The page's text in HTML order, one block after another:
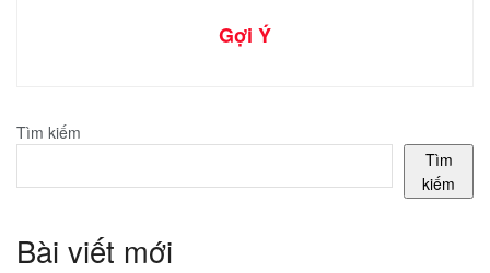
Gợi Ý
Tìm kiếm
Tìm
kiếm
Bài viết mới